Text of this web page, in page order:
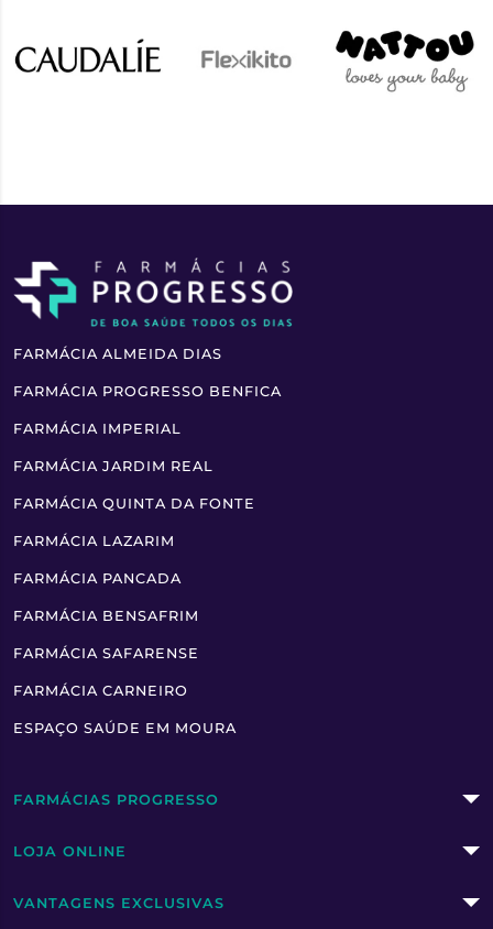
FARMÁCIA ALMEIDA DIAS
FARMÁCIA PROGRESSO BENFICA
FARMÁCIA IMPERIAL
FARMÁCIA JARDIM REAL
FARMÁCIA QUINTA DA FONTE
FARMÁCIA LAZARIM
FARMÁCIA PANCADA
FARMÁCIA BENSAFRIM
FARMÁCIA SAFARENSE
FARMÁCIA CARNEIRO
ESPAÇO SAÚDE EM MOURA
FARMÁCIAS PROGRESSO
LOJA ONLINE
VANTAGENS EXCLUSIVAS